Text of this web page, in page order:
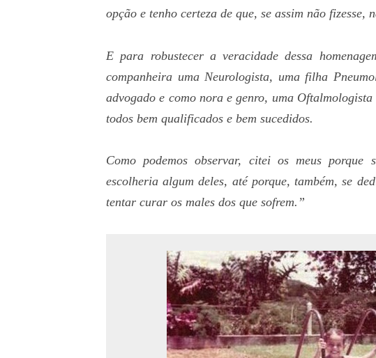
opção e tenho certeza de que, se assim não fizesse,
E para robustecer a veracidade dessa
companheira uma Neurologista, uma filha
advogado e como nora e genro, uma
todos bem qualificados e bem sucedidos.
Como podemos observar, citei os meus
escolheria algum deles, até porque, também, se
tentar curar os males dos que sofrem.”